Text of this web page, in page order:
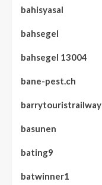
bahisyasal
bahsegel
bahsegel 13004
bane-pest.ch
barrytouristrailway
basunen
bating9
batwinner1